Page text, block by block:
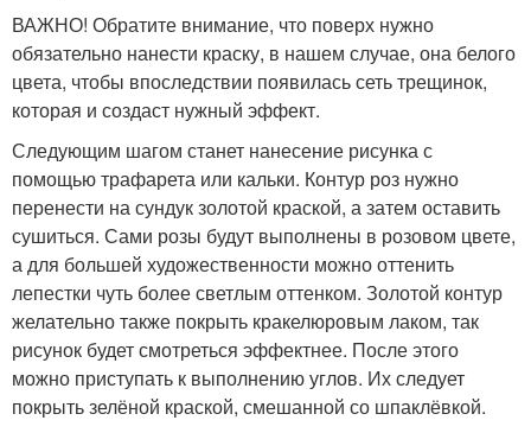
ВАЖНО! Обратите внимание, что поверх нужно
обязательно нанести краску, в нашем случае, она белого
цвета, чтобы впоследствии появилась сеть трещинок,
которая и создаст нужный эффект.
Следующим шагом станет нанесение рисунка с
помощью трафарета или кальки. Контур роз нужно
перенести на сундук золотой краской, а затем оставить
сушиться. Сами розы будут выполнены в розовом цвете,
а для большей художественности можно оттенить
лепестки чуть более светлым оттенком. Золотой контур
желательно также покрыть кракелюровым лаком, так
рисунок будет смотреться эффектнее. После этого
можно приступать к выполнению углов. Их следует
покрыть зелёной краской, смешанной со шпаклёвкой.